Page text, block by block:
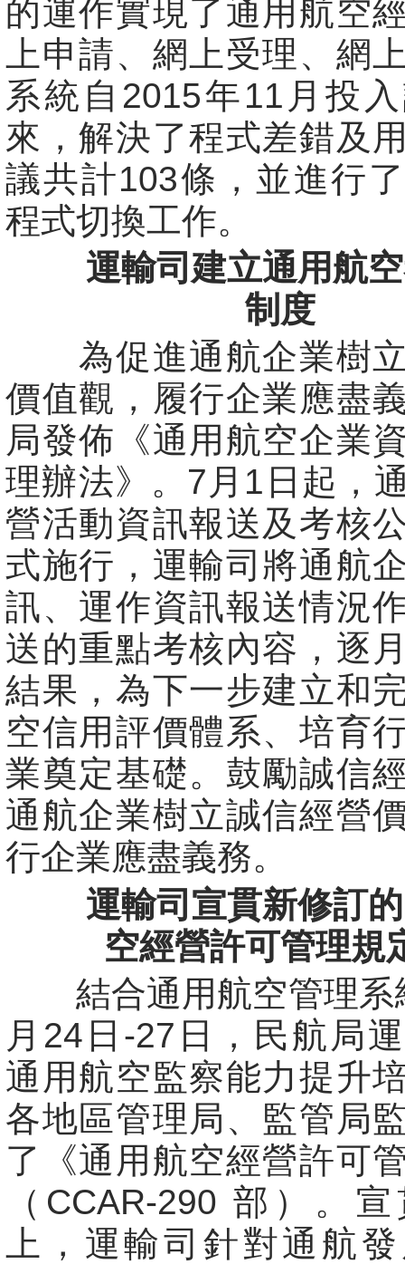
的運作實現了通用航空
上申請、網上受理、網
系統自2015年11月投
來，解決了程式差錯及
議共計103條，並進行
程式切換工作。
運輸司建立通用航
制度
為促進通航企業樹立
價值觀，履行企業應盡
局發佈《通用航空企業
理辦法》。7月1日起，
營活動資訊報送及考核
式施行，運輸司將通航
訊、運作資訊報送情況
送的重點考核內容，逐
結果，為下一步建立和
空信用評價體系、培育
業奠定基礎。鼓勵誠信
通航企業樹立誠信經營
行企業應盡義務。
運輸司宣貫新修訂
空經營許可管理規
結合通用航空管理系
月24日-27日，民航局
通用航空監察能力提升
各地區管理局、監管局
了《通用航空經營許可
（CCAR-290 部）。
上，運輸司針對通航